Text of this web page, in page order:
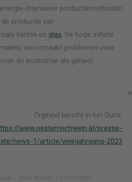
intensieve productiemethoden
productie van
karton en glas. De hoge inflatie
veroorzaakt problemen voor
de economie als geheel.
Orgineel bericht in het Duits:
www.oesterreichwein.at/presse-
news-1/article/weinjahrgang-2023
Door Robert 25/09/2023